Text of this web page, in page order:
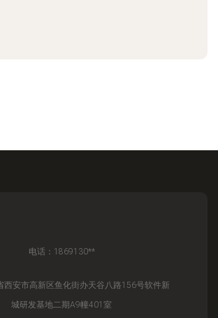
电话：1869130**
西安市高新区鱼化街办天谷八路156号软件新
城研发基地二期A9幢401室